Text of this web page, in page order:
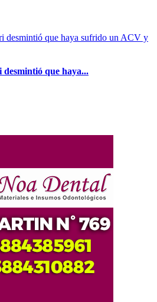
que haya...